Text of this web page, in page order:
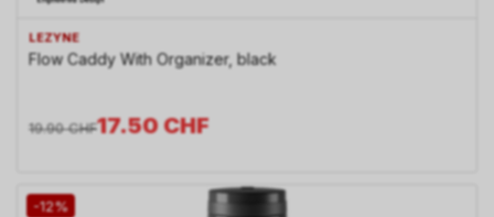
LEZYNE
Flow Caddy With Organizer, black
17.50CHF
19.90 CHF
-12%